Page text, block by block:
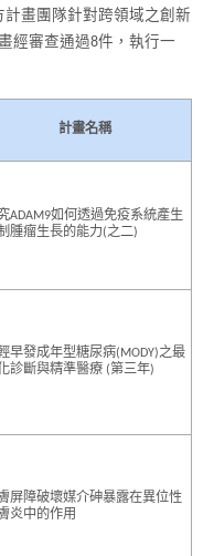
畫團隊針對跨領域之創新
經審查通過8件，執行一
計畫名稱
ADAM9如何透過免疫系統產生
腫瘤生長的能力(之二)
早發成年型糖尿病(MODY)之最
診斷與精準醫療 (第三年)
屏障破壞媒介砷暴露在異位性
炎中的作用